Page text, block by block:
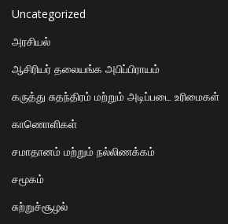
Uncategorized
அரசியல்
ஆசிரியர் தலையங்க அபிப்பிராயம்
கருத்து சுதந்திரம் மற்றும் அடிப்படை உரிமைகள்
காணொளிகள்
சமாதானம் மற்றும் நல்லிணக்கம்
சமூகம்
சுற்றுச்சூழல்